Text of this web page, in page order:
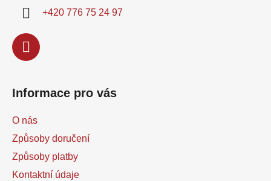
+420 776 75 24 97
Informace pro vás
O nás
Způsoby doručení
Způsoby platby
Kontaktní údaje